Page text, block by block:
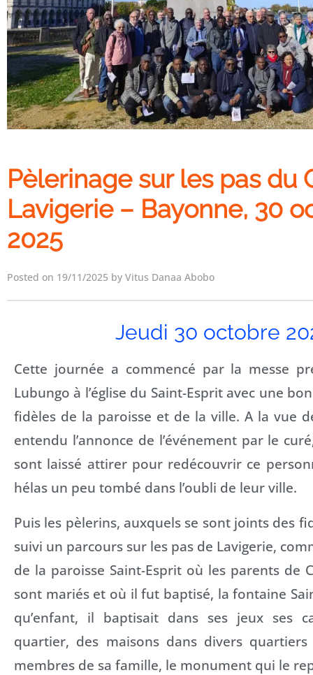
Pèlerinage sur les pas du
Lavigerie – Bayonne, 30
2025
Posted on 19/11/2025 by Vitus Danaa Abobo
Jeudi 30 octobre
Cette journée a commencé par la messe
Lubungo à l’église du Saint-Esprit avec une
fidèles de la paroisse et de la ville. A la vue
entendu l’annonce de l’événement par le
sont laissé attirer pour redécouvrir ce
hélas un peu tombé dans l’oubli de leur ville.
Puis les pèlerins, auxquels se sont joints des
suivi un parcours sur les pas de Lavigerie,
de la paroisse Saint-Esprit où les parents de
sont mariés et où il fut baptisé, la fontaine
qu’enfant, il baptisait dans ses jeux ses
quartier, des maisons dans divers
membres de sa famille, le monument qui le